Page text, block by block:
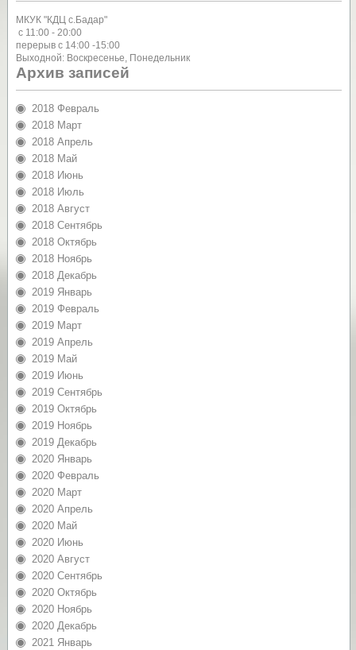
МКУК "КДЦ с.Бадар"
с 11:00 - 20:00
перерыв с 14:00 -15:00
Выходной: Воскресенье, Понедельник
Архив записей
2018 Февраль
2018 Март
2018 Апрель
2018 Май
2018 Июнь
2018 Июль
2018 Август
2018 Сентябрь
2018 Октябрь
2018 Ноябрь
2018 Декабрь
2019 Январь
2019 Февраль
2019 Март
2019 Апрель
2019 Май
2019 Июнь
2019 Сентябрь
2019 Октябрь
2019 Ноябрь
2019 Декабрь
2020 Январь
2020 Февраль
2020 Март
2020 Апрель
2020 Май
2020 Июнь
2020 Август
2020 Сентябрь
2020 Октябрь
2020 Ноябрь
2020 Декабрь
2021 Январь